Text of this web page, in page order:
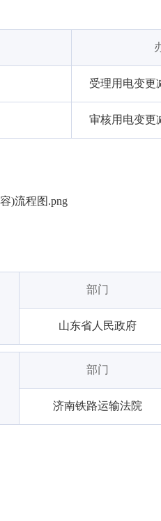
受理用电变更
审核用电变更
)流程图.png
部门
山东省人民政府
部门
济南铁路运输法院